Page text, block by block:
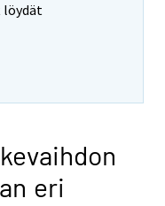
löydät
eri